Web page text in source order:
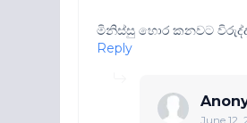
මිනිස්සු හොර කනවට
Reply
June 12,